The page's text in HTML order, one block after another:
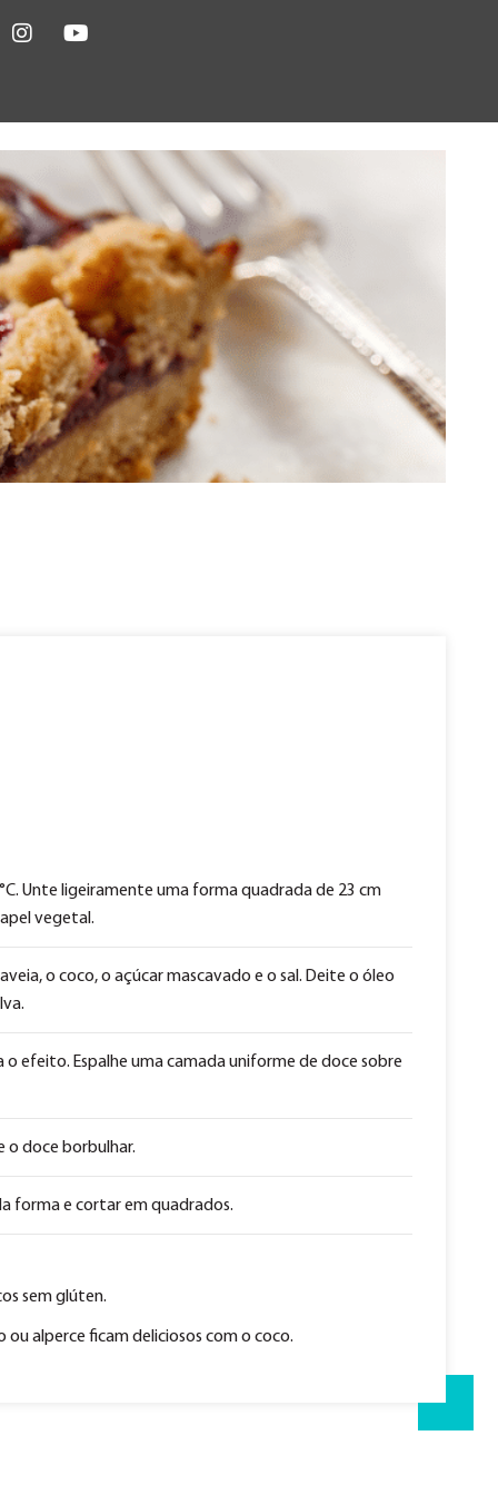
Unte ligeiramente uma forma quadrada de 23 cm
vegetal.
o coco, o açúcar mascavado e o sal. Deite o óleo
efeito. Espalhe uma camada uniforme de doce sobre
o doce borbulhar.
forma e cortar em quadrados.
sem glúten.
alperce ficam deliciosos com o coco.